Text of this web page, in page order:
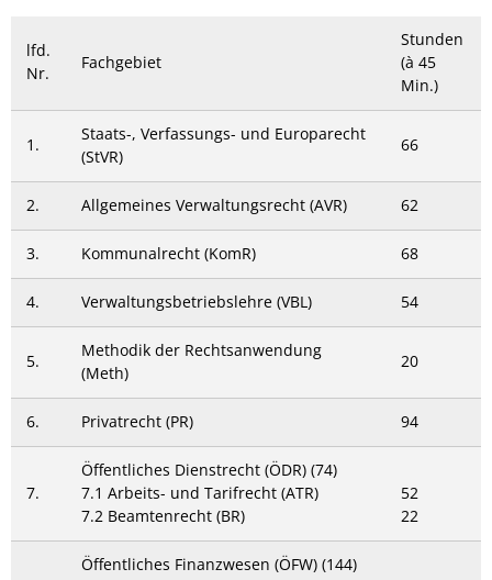
lfd.
Nr.
Fachgebiet
Stunden
(à 45
Min.)
1.
Staats-, Verfassungs- und Europarecht
(StVR)
66
2. Allgemeines Verwaltungsrecht (AVR) 62
3. Kommunalrecht (KomR) 68
4. Verwaltungsbetriebslehre (VBL) 54
5.
Methodik der Rechtsanwendung
(Meth)
20
6. Privatrecht (PR) 94
7.
Öffentliches Dienstrecht (ÖDR) (74)
7.1 Arbeits- und Tarifrecht (ATR)
7.2 Beamtenrecht (BR)
52
22
Öffentliches Finanzwesen (ÖFW) (144)